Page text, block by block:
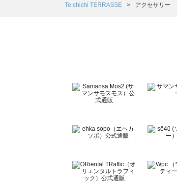
Samansa Mos2 Lagom（サマンサモスモ
BETTY'S BLUE（べティーズブルー）のア
Wpc.（ワールドパーティー）のアクセサ
Te chichi TERRASSE アクセサリー